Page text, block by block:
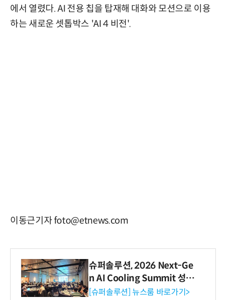
에서 열렸다. AI 전용 칩을 탑재해 대화와 모션으로 이용
하는 새로운 셋톱박스 'AI 4 비전'.
이동근기자 foto@etnews.com
슈퍼솔루션, 2026 Next-Ge
n AI Cooling Summit 성황
리 성료
[슈퍼솔루션] 뉴스룸 바로가기>